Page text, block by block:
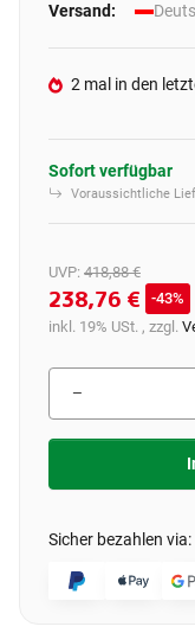
Versand:
2 mal in den
Sofort verfügbar
Voraussichtliche
UVP: 418,88 €
238,76 €
43%
inkl. 19% USt. , zzgl.
Sicher bezahlen via: